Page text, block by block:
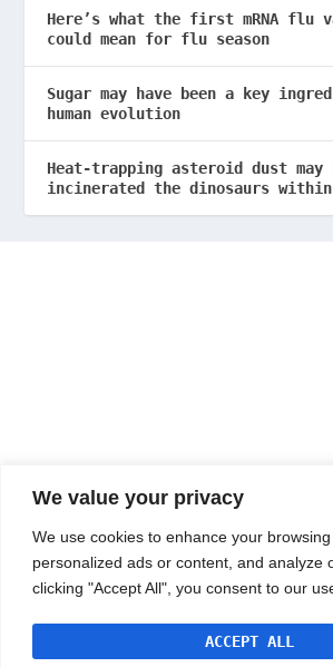
We value your privacy
We use cookies to enhance your
personalized ads or content, and analyze
clicking "Accept All", you consent to our
ACCEPT ALL
Here’s what the first mRNA flu
could mean for flu season
Sugar may have been a key
human evolution
Heat-trapping asteroid dust may
incinerated the dinosaurs